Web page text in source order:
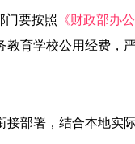
门要按照 《财政部办
育学校公用经费
部署，结合本地实